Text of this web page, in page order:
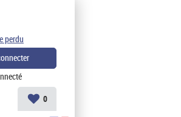
perdu
0